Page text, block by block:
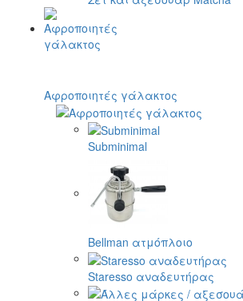
Αφροποιητές γάλακτος
Subminimal
Bellman ατμόπλοιο
Staresso αναδευτήρας